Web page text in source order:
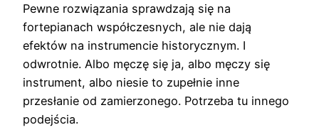
Pewne rozwiązania sprawdzają się na
fortepianach współczesnych, ale nie dają
efektów na instrumencie historycznym. I
odwrotnie. Albo męczę się ja, albo męczy się
instrument, albo niesie to zupełnie inne
przesłanie od zamierzonego. Potrzeba tu innego
podejścia.